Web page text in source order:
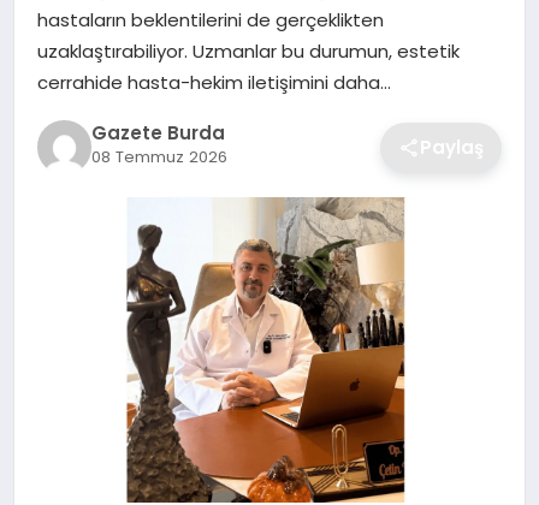
hastaların beklentilerini de gerçeklikten
uzaklaştırabiliyor. Uzmanlar bu durumun, estetik
cerrahide hasta-hekim iletişimini daha…
Gazete Burda
08 Temmuz 2026 Paylaş